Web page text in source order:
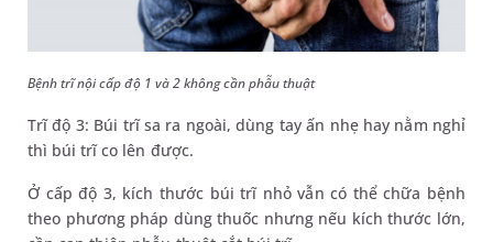
Bệnh trĩ nội cấp độ 1 và 2 không cần phẫu thuật
Trĩ độ 3: Búi trĩ sa ra ngoài, dùng tay ấn nhẹ hay nằm nghỉ
thì búi trĩ co lên được.
Ở cấp độ 3, kích thước búi trĩ nhỏ vẫn có thể chữa bệnh
theo phương pháp dùng thuốc nhưng nếu kích thước lớn,